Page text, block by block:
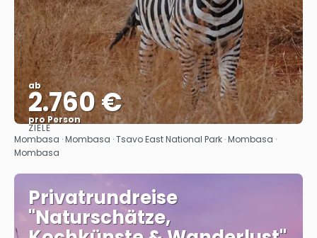
ab
2.760 €
pro Person
Sehen
ZIELE
Mombasa · Mombasa · Tsavo East National Park · Mombasa ·
Mombasa
Privatrundreise
"Naturschätze,